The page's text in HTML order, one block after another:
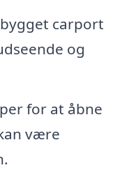
carport
og
for at åbne
være